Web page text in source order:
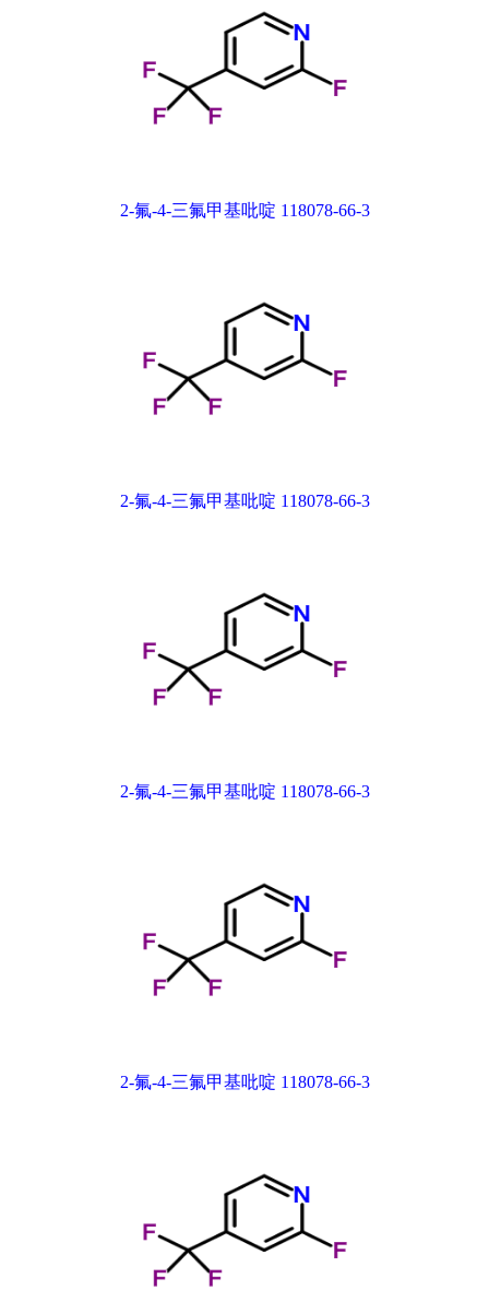
2-氟-4-三氟甲基吡啶 118078-66-3
2-氟-4-三氟甲基吡啶 118078-66-3
2-氟-4-三氟甲基吡啶 118078-66-3
2-氟-4-三氟甲基吡啶 118078-66-3